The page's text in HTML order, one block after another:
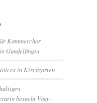
Kammerchor
Gundelfingen
in Kirchzarten
besucht Vogt-